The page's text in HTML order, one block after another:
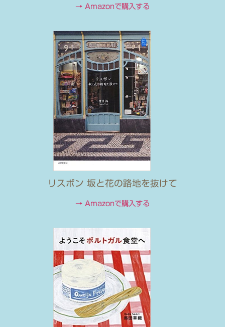
→ Amazonで購入する
リスボン 坂と花の路地を抜けて
→ Amazonで購入する